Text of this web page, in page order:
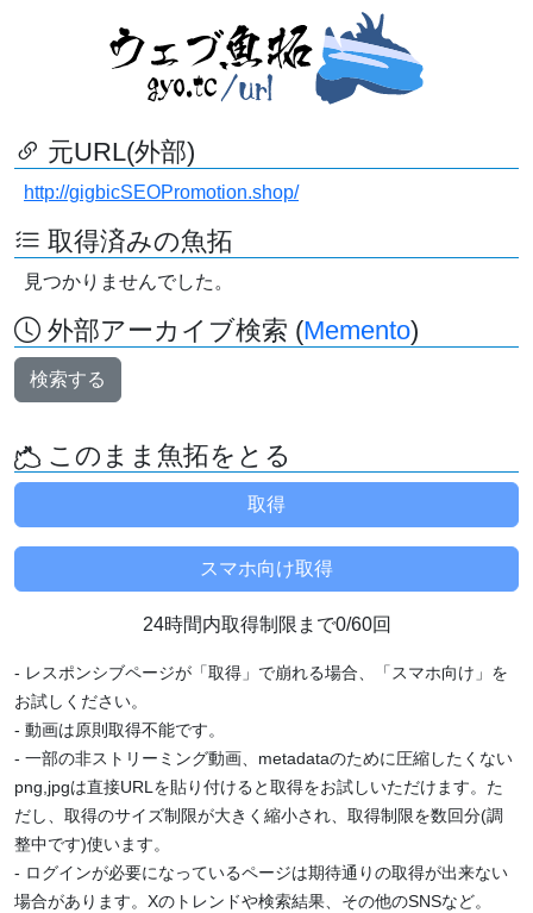
元URL(外部)
http://gigbicSEOPromotion.shop/
取得済みの魚拓
見つかりませんでした。
外部アーカイブ検索 (Memento)
検索する
このまま魚拓をとる
24時間内取得制限まで0/60回
- レスポンシブページが「取得」で崩れる場合、「スマホ向け」を
お試しください。
- 動画は原則取得不能です。
- 一部の非ストリーミング動画、metadataのために圧縮したくない
png,jpgは直接URLを貼り付けると取得をお試しいただけます。た
だし、取得のサイズ制限が大きく縮小され、取得制限を数回分(調
整中です)使います。
- ログインが必要になっているページは期待通りの取得が出来ない
場合があります。Xのトレンドや検索結果、その他のSNSなど。